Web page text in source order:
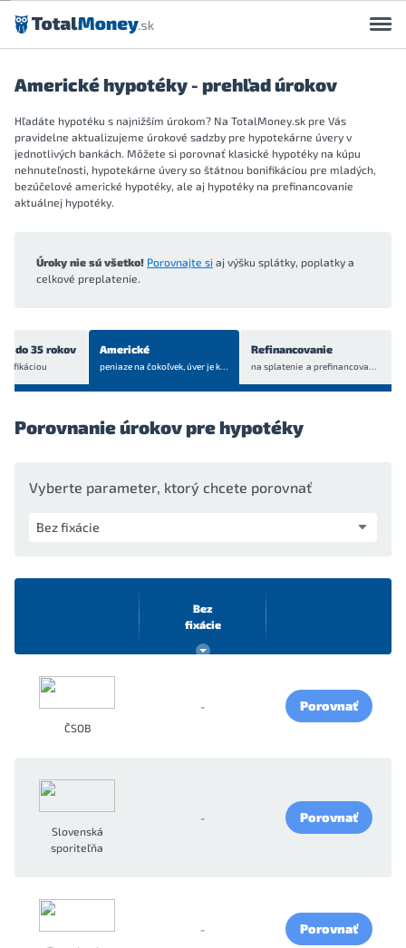
Preskočiť na obsah
Americké hypotéky - prehľad úrokov
Hľadáte hypotéku s najnižším úrokom? Na TotalMoney.sk pre Vás
pravidelne aktualizujeme úrokové sadzby pre hypotekárne úvery v
jednotlivých bankách. Môžete si porovnať klasické hypotéky na kúpu
nehnuteľnosti, hypotekárne úvery so štátnou bonifikáciou pre mladých,
bezúčelové americké hypotéky, ale aj hypotéky na prefinancovanie
aktuálnej hypotéky.
Úroky nie sú všetko! Porovnajte si aj výšku splátky, poplatky a
celkové preplatenie.
do 35 rokov Americké
peniaze na čokoľvek, úver jekrytý bytom alebo domom
Refinancovanie
na splatenie a prefinancovanie
Porovnanie úrokov pre hypotéky
Vyberte parameter, ktorý chcete porovnať
Bez
fixácie
ČSOB
- Porovnať
Slovenská
sporiteľňa
- Porovnať
- Porovnať